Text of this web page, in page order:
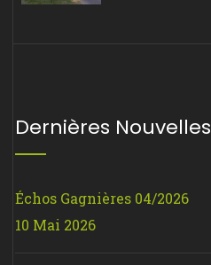
Dernières Nouvelles
Échos Gagnières 04/2026
10 Mai 2026